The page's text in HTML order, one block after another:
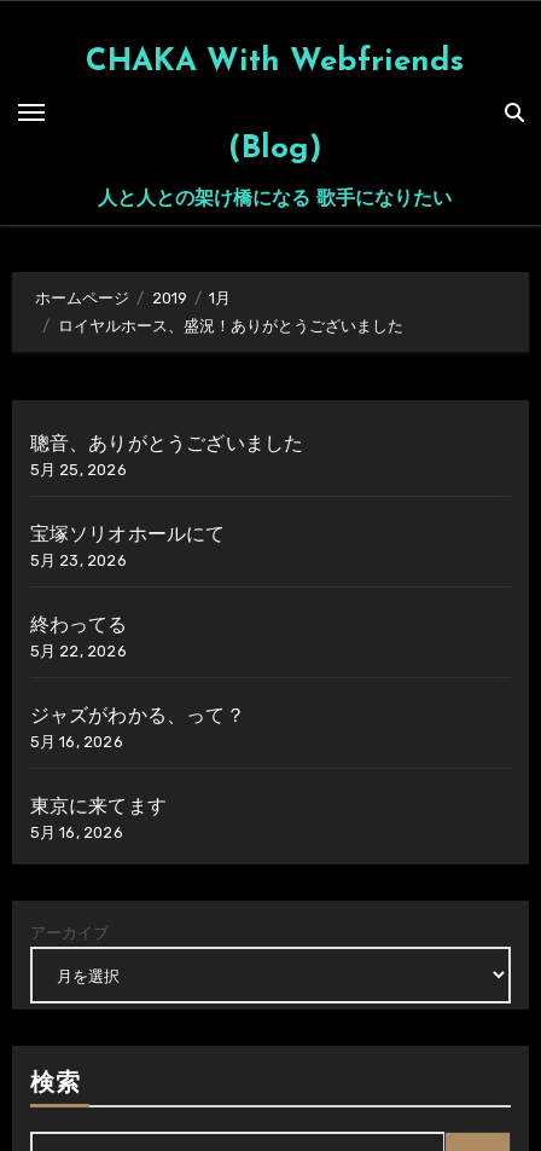
CHAKA With Webfriends
(Blog)
人と人との架け橋になる 歌手になりたい
ホームページ 2019
1月
ロイヤルホース、盛況！ありがとうございました
聰音、ありがとうございました
5月 25, 2026
宝塚ソリオホールにて
5月 23, 2026
終わってる
5月 22, 2026
ジャズがわかる、って？
5月 16, 2026
東京に来てます
5月 16, 2026
アーカイブ
検索